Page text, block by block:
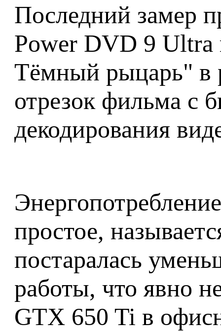
Последний замер
Power DVD 9 Ultra
Тёмный рыцарь" в
отрезок фильма с
декодирования
простое,
постаралась
работы, что явно
GTX 650 Ti в